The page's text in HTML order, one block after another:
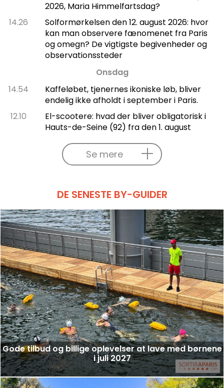
2026, Maria Himmelfartsdag?
14.26
Solformørkelsen den 12. august 2026: hvor
kan man observere fænomenet fra Paris
og omegn? De vigtigste begivenheder og
observationssteder
Onsdag
14.54
Kaffeløbet, tjenernes ikoniske løb, bliver
endelig ikke afholdt i september i Paris.
12.10
El-scootere: hvad der bliver obligatorisk i
Hauts-de-Seine (92) fra den 1. august
Se mere
DE SENESTE BY-GUIDER
Gode tilbud og billige oplevelser at lave med børnene
i juli 2027